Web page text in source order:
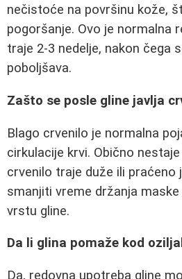
nečistoće na površinu kože,
pogoršanje. Ovo je normalna
traje 2-3 nedelje, nakon čega
poboljšava.
Zašto se posle gline javlja
Blago crvenilo je normalna
cirkulacije krvi. Obično
crvenilo traje duže ili praćeno
smanjiti vreme držanja
vrstu gline.
Da li glina pomaže kod
Da, redovna upotreba gline